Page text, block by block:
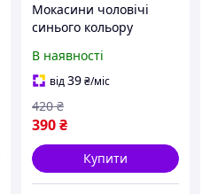
Мокасини чоловічі
синього кольору
В наявності
від39₴/міс
390₴
420 ₴
Купити